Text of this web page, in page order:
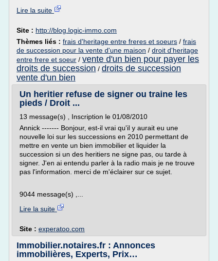
Lire la suite
Site : http://blog.logic-immo.com
Thèmes liés : frais d'heritage entre freres et soeurs / frais
de succession pour la vente d'une maison / droit d'heritage
entre frere et soeur / vente d'un bien pour payer les
droits de succession / droits de succession
vente d'un bien
Un heritier refuse de signer ou traine les
pieds / Droit ...
13 message(s) , Inscription le 01/08/2010
Annick ------- Bonjour, est-il vrai qu'il y aurait eu une
nouvelle loi sur les successions en 2010 permettant de
mettre en vente un bien immobilier et liquider la
succession si un des heritiers ne signe pas, ou tarde à
signer. J'en ai entendu parler à la radio mais je ne trouve
pas l'information. merci de m'éclairer sur ce sujet.
9044 message(s) ,...
Lire la suite
Site : experatoo.com
Immobilier.notaires.fr : Annonces
immobilières, Experts, Prix…